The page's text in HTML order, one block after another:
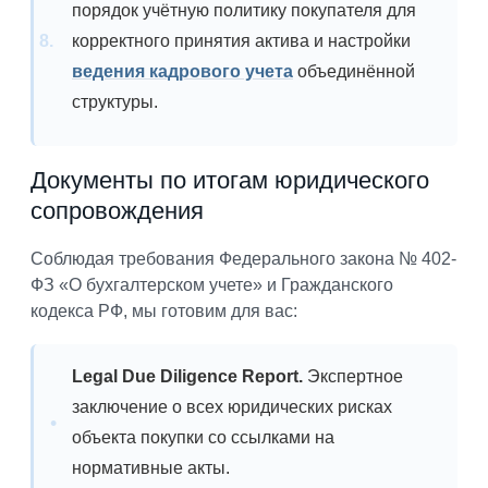
порядок учётную политику покупателя для
корректного принятия актива и настройки
ведения кадрового учета объединённой
структуры.
Документы по итогам юридического
сопровождения
Соблюдая требования Федерального закона № 402-
ФЗ «О бухгалтерском учете» и Гражданского
кодекса РФ, мы готовим для вас:
Legal Due Diligence Report. Экспертное
заключение о всех юридических рисках
объекта покупки со ссылками на
нормативные акты.